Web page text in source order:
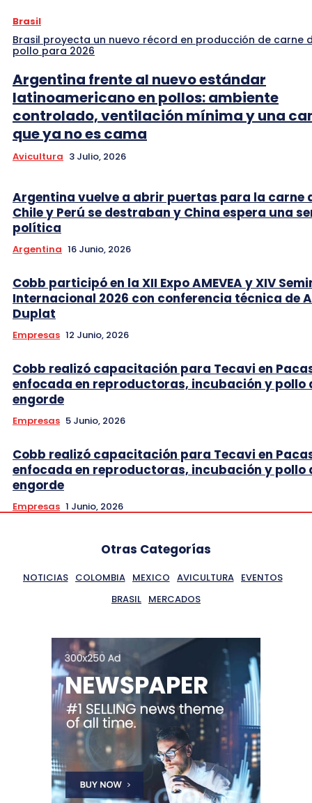
Brasil
Brasil proyecta un nuevo récord en producción de carne
pollo para 2026
Argentina frente al nuevo estándar
latinoamericano en pollos: ambiente
controlado, ventilación mínima y una
que ya no es cama
Avicultura 3 Julio, 2026
Argentina vuelve a abrir puertas para la carne
Chile y Perú se destraban y China espera una
política
Argentina 16 Junio, 2026
Cobb participó en la XII Expo AMEVEA y XIV
Internacional 2026 con conferencia técnica de
Duplat
Empresas 12 Junio, 2026
Cobb realizó capacitación para Tecavi en
enfocada en reproductoras, incubación y pollo
engorde
Empresas 5 Junio, 2026
Cobb realizó capacitación para Tecavi en
enfocada en reproductoras, incubación y pollo
engorde
Empresas 1 Junio, 2026
Otras Categorías
NOTICIAS COLOMBIA MEXICO AVICULTURA
EVENTOS
BRASIL MERCADOS